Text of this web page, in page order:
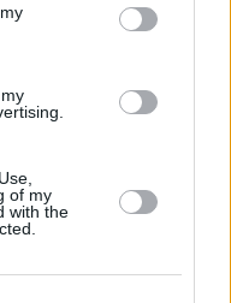
of my
with the
ότι η μετοχή
μέσο όρο,
αύξησης
τιμών στο
λειτουργούν ως